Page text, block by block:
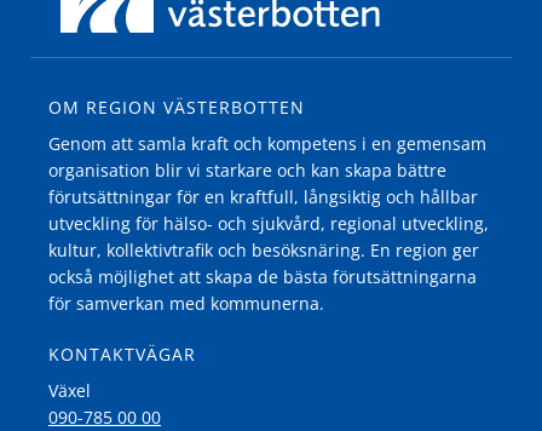
OM REGION VÄSTERBOTTEN
Genom att samla kraft och kompetens i en gemensam
organisation blir vi starkare och kan skapa bättre
förutsättningar för en kraftfull, långsiktig och hållbar
utveckling för hälso- och sjukvård, regional utveckling,
kultur, kollektivtrafik och besöksnäring. En region ger
också möjlighet att skapa de bästa förutsättningarna
för samverkan med kommunerna.
KONTAKTVÄGAR
Växel
090-785 00 00